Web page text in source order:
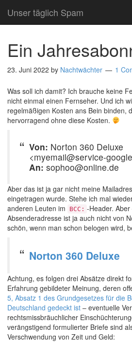
Unser täglich Spam
Ein
23. Juni 2022 by Nachtwächter 1
Was soll ich damit? Ich brauche keine
nicht einmal einen Fernseher. Und ich
regelmäßigen Kosten ans Bein binden,
hervorragend ohne diese Kosten.
Von: Norton 360 Deluxe
<myemail@service-
An: sophoo@online.de
Aber das ist ja gar nicht meine
eingetragen wurde. Stehe ich mal
anderen Leuten im
BCC: -Header.
Absenderadresse ist ja auch nicht von
schön, wenn man schon belogen wird,
Norton 360 Deluxe
Achtung, es folgen drei Absätze direkt
Erfahrung gebildeter Meinung, deren
5, Absatz 1 des Grundgesetzes für die
Deutschland gedeckt ist – eventuelle
rechtsmissbräuchlicher
verängstigend formulierter Briefe sind
Verschwendung von Zeit und Geld: